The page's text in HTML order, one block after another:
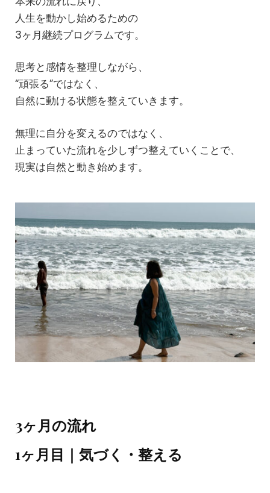
人生を動かし始めるための
3ヶ月継続プログラムです。
思考と感情を整理しながら、
“頑張る”ではなく、
自然に動ける状態を整えていきます。
無理に自分を変えるのではなく、
止まっていた流れを少しずつ整えていくことで、
現実は自然と動き始めます。
3ヶ月の流れ
1ヶ月目｜気づく・整える